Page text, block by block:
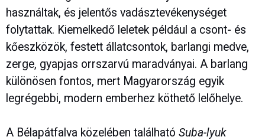
használtak, és jelentős vadásztevékenységet
folytattak. Kiemelkedő leletek például a csont- és
kőeszközök, festett állatcsontok, barlangi medve,
zerge, gyapjas orrszarvú maradványai. A barlang
különösen fontos, mert Magyarország egyik
legrégebbi, modern emberhez köthető lelőhelye.
A Bélapátfalva közelében található Suba-lyuk